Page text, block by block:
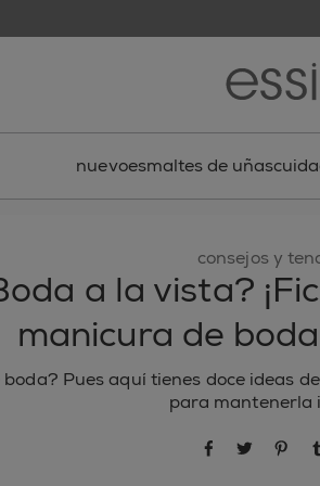
nuevoesmaltes de uñas
consejos y
a la vista?
manicura de
boda? Pues aquí tienes doce ideas
para mantenerla
compartir